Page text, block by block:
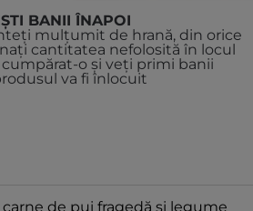
BANII ÎNAPOI
mulțumit de hrană, din orice
cantitatea nefolosită în locul
o și veți primi banii
va fi înlocuit
de pui fragedă și legume